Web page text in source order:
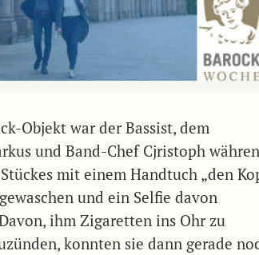
Objekt war der Bassist, dem
und Band-Chef Cjristoph
mit einem Handtuch „den
und ein Selfie davon
ihm Zigaretten ins Ohr zu
konnten sie dann gerade